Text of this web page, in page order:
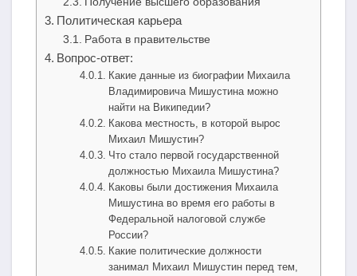
Политическая карьера
Работа в правительстве
Вопрос-ответ:
Какие данные из биографии Михаила
Владимировича Мишустина можно
найти на Википедии?
Какова местность, в которой вырос
Михаил Мишустин?
Что стало первой государственной
должностью Михаила Мишустина?
Каковы были достижения Михаила
Мишустина во время его работы в
Федеральной налоговой службе
России?
Какие политические должности
занимал Михаил Мишустин перед тем,